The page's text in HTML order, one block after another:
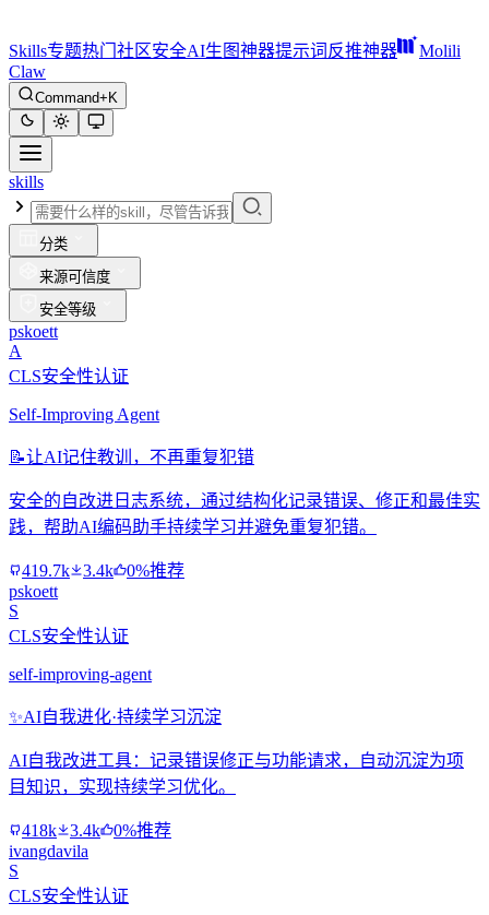
Skills专题热门 社区安全AI生图神器提示词反推神器
Molili
Claw
Command+K
skills
分类
来源可信度
安全等级
pskoett
A
CLS安全性认证
Self-Improving Agent
📝让AI记住教训，不再重复犯错
安全的自改进日志系统，通过结构化记录错误、修正和最佳实
践，帮助AI编码助手持续学习并避免重复犯错。
419.7k 3.4k
0%推荐
pskoett
S
CLS安全性认证
self-improving-agent
✨AI自我进化·持续学习沉淀
AI自我改进工具：记录错误修正与功能请求，自动沉淀为项
目知识，实现持续学习优化。
418k 3.4k
0%推荐
ivangdavila
S
CLS安全性认证